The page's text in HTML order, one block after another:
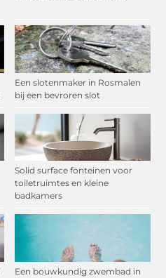
Een slotenmaker in Rosmalen
bij een bevroren slot
Solid surface fonteinen voor
toiletruimtes en kleine
badkamers
Een bouwkundig zwembad in